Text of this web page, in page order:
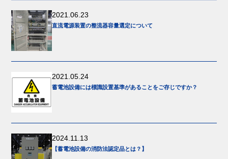
2021.06.23
直流電源装置の整流器容量選定について
2021.05.24
蓄電池設備には標識設置基準があることをご存じですか？
2024.11.13
【蓄電池設備の消防法認定品とは？】